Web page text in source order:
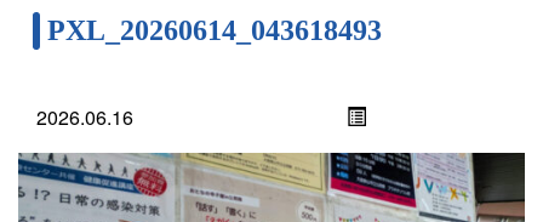
PXL_20260614_043618493
2026.06.16